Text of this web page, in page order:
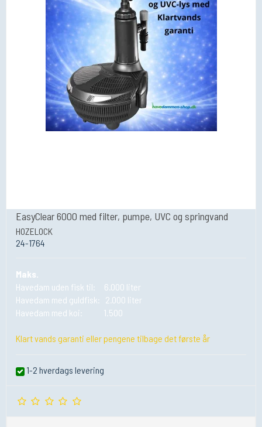
EasyClear 6000 med filter, pumpe, UVC og springvand
HOZELOCK
24-1764
Maks.
Havedam uden fisk til: 6.000 liter
Havedam med guldfisk: 2.000 liter
Havedam med koi: 1.500
Klart vands garanti eller pengene tilbage det første år
1-2 hverdags levering